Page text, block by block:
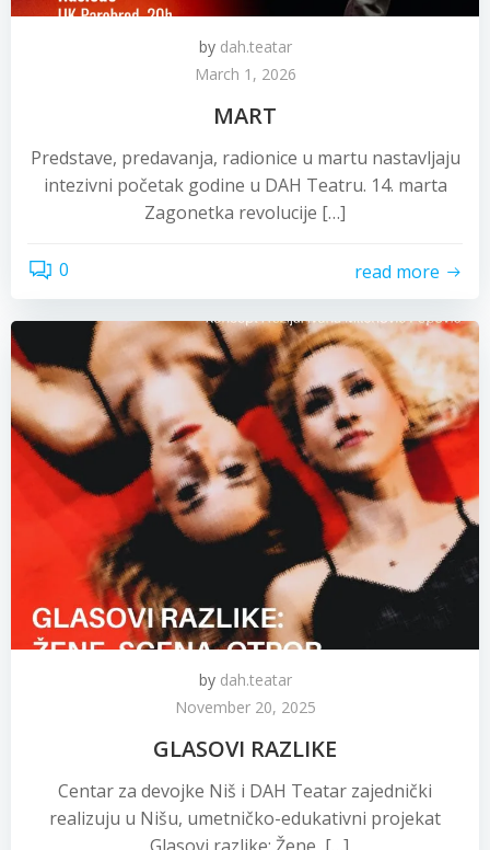
by dah.teatar
March 1, 2026
MART
Predstave, predavanja, radionice u martu nastavljaju
intezivni početak godine u DAH Teatru. 14. marta
Zagonetka revolucije […]
0 read more
by dah.teatar
November 20, 2025
GLASOVI RAZLIKE
Centar za devojke Niš i DAH Teatar zajednički
realizuju u Nišu, umetničko-edukativni projekat